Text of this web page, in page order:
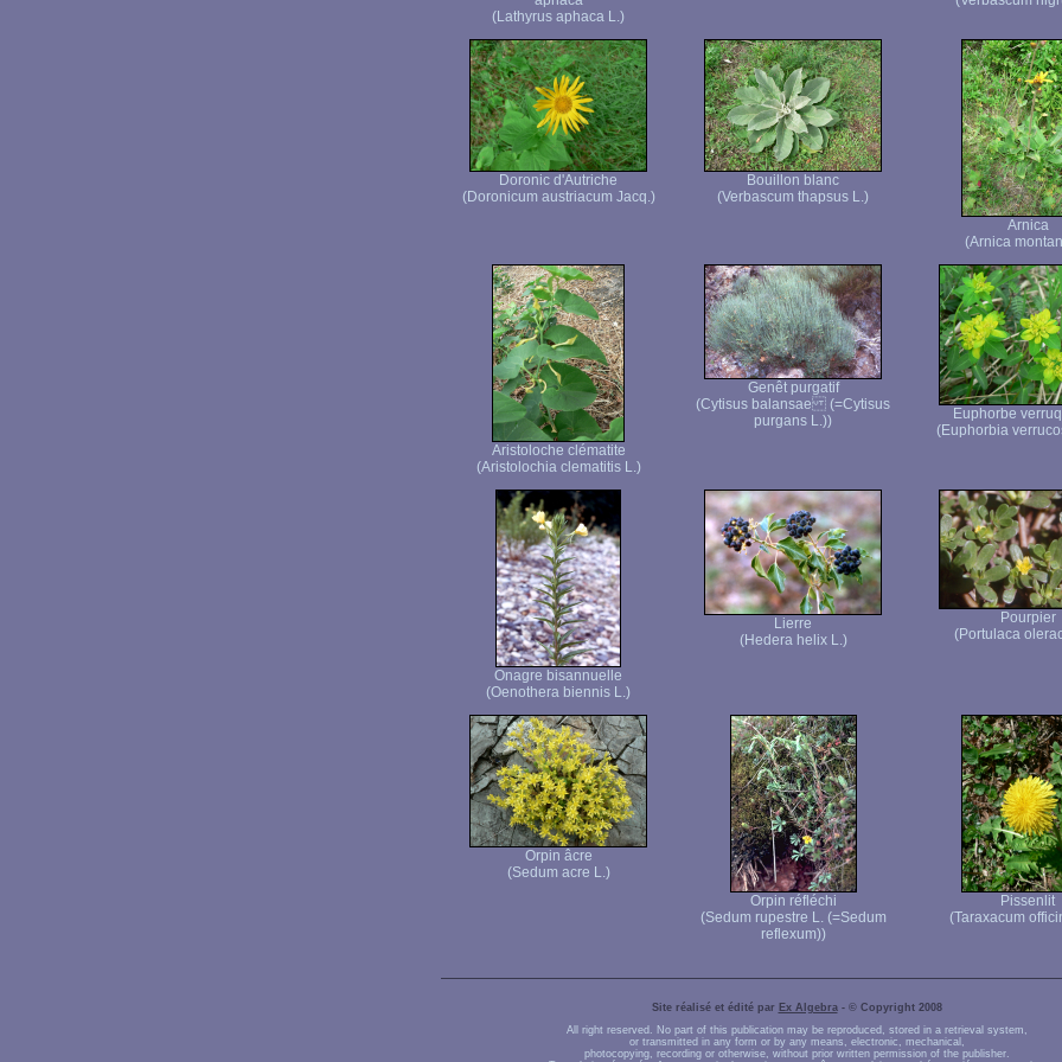
(Lathyrus aphaca L.)
Doronic d'Autriche
(Doronicum austriacum Jacq.)
Bouillon blanc
(Verbascum thapsus L.)
Arnica
(Arnica
Aristoloche clématite
(Aristolochia clematitis L.)
Genêt purgatif
(Cytisus balansae (=Cytisus
purgans L.))
Euphorbe
(Euphorbia
Onagre bisannuelle
(Oenothera biennis L.)
Lierre
(Hedera helix L.)
Pourpier
(Portulaca
Orpin âcre
(Sedum acre L.)
Orpin réfléchi
(Sedum rupestre L. (=Sedum
reflexum))
Pissenlit
(Taraxacum
Site réalisé et édité par Ex Algebra- © Copyright 2008
All right reserved. No part of this publication may be reproduced, stored in a retrieval system,
or transmitted in any form or by any means, electronic, mechanical,
photocopying, recording or otherwise, without prior written permission of the publisher.